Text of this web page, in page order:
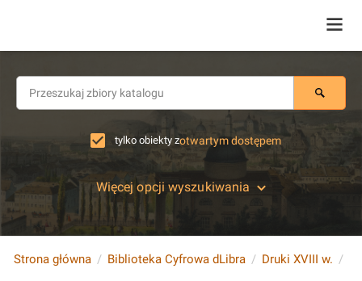
tylko obiekty zotwartym dostępem
Więcej opcji wyszukiwania
Strona główna Biblioteka Cyfrowa dLibra Druki XVIII w.